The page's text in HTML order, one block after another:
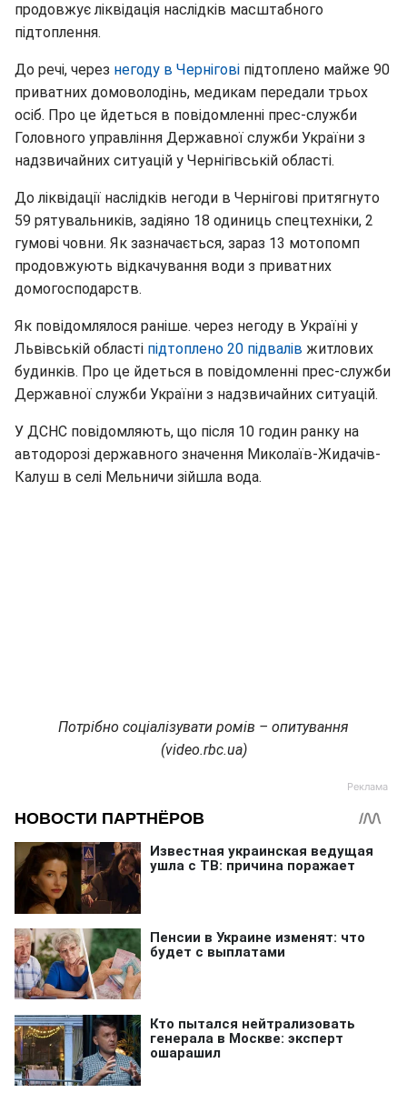
продовжує ліквідація наслідків масштабного
підтоплення.
До речі, через негоду в Чернігові підтоплено майже 90
приватних домоволодінь, медикам передали трьох
осіб. Про це йдеться в повідомленні прес-служби
Головного управління Державної служби України з
надзвичайних ситуацій у Чернігівській області.
До ліквідації наслідків негоди в Чернігові притягнуто
59 рятувальників, задіяно 18 одиниць спецтехніки, 2
гумові човни. Як зазначається, зараз 13 мотопомп
продовжують відкачування води з приватних
домогосподарств.
Як повідомлялося раніше. через негоду в Україні у
Львівській області підтоплено 20 підвалів житлових
будинків. Про це йдеться в повідомленні прес-служби
Державної служби України з надзвичайних ситуацій.
У ДСНС повідомляють, що після 10 годин ранку на
автодорозі державного значення Миколаїв-Жидачів-
Калуш в селі Мельничи зійшла вода.
Потрібно соціалізувати ромів – опитування
(video.rbc.ua)